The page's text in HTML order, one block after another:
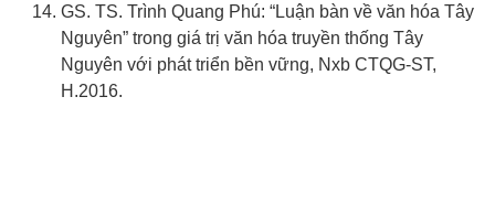
GS. TS. Trình Quang Phú: “Luận bàn về văn hóa Tây
Nguyên” trong giá trị văn hóa truyền thống Tây
Nguyên với phát triển bền vững, Nxb CTQG-ST,
H.2016.